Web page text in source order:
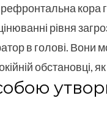
кора
рівня
в голові. Вони